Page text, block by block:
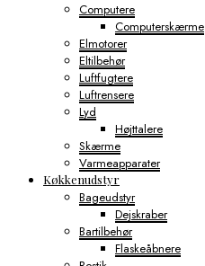
Computere
Computerskærme
Elmotorer
Eltilbehør
Luftfugtere
Luftrensere
Lyd
Højttalere
Skærme
Varmeapparater
Køkkenudstyr
Bageudstyr
Dejskraber
Bartilbehør
Flaskeåbnere